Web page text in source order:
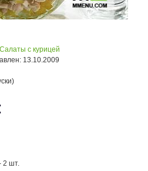
Салаты с курицей
13.10.2009
2 шт.